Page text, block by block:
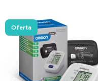
Oferta